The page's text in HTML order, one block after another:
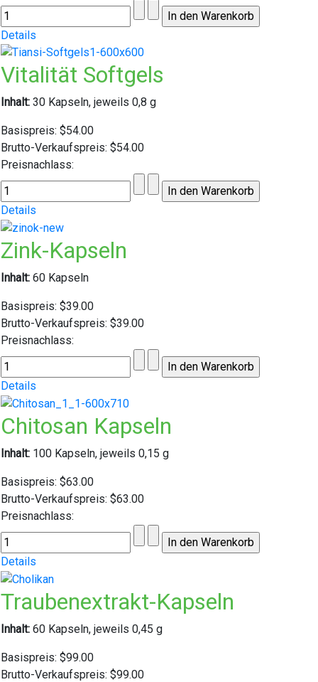
Details
Vitalität Softgels
Inhalt: 30 Kapseln, jeweils 0,8 g
Basispreis: $54.00
Brutto-Verkaufspreis: $54.00
Preisnachlass:
Details
Zink-Kapseln
Inhalt: 60 Kapseln
Basispreis: $39.00
Brutto-Verkaufspreis: $39.00
Preisnachlass:
Details
Chitosan Kapseln
Inhalt: 100 Kapseln, jeweils 0,15 g
Basispreis: $63.00
Brutto-Verkaufspreis: $63.00
Preisnachlass:
Details
Traubenextrakt-Kapseln
Inhalt: 60 Kapseln, jeweils 0,45 g
Basispreis: $99.00
Brutto-Verkaufspreis: $99.00